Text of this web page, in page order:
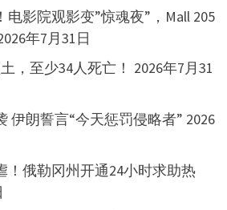
影院观影变”惊魂夜”，Mall 205
年7月31日
，至少34人死亡！ 2026年7月31
伊朗誓言“今天惩罚侵略者” 2026
！俄勒冈州开通24小时求助热